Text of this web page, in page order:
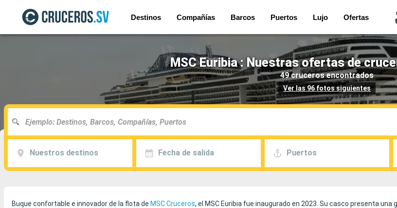
Destinos Compañías Barcos Puertos Lujo Ofertas
MSC Euribia : Nuestras ofertas de
49 cruceros encontrados
Ver las 96 fotos siguientes
Nuestros destinos Fecha de salida Puertos
Buque confortable e innovador de la flota de MSC Cruceros, el MSC Euribia fue inaugurado en 2023. Su casco presenta